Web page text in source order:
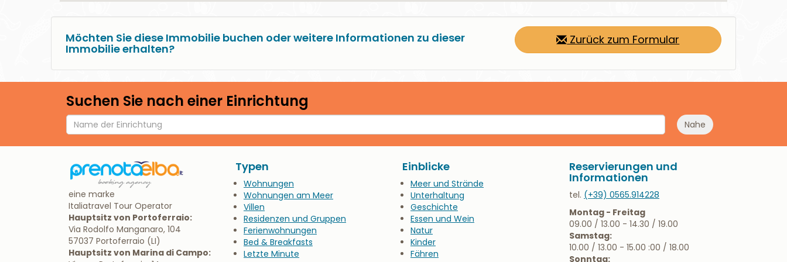
Möchten Sie diese Immobilie buchen oder weitere Informationen zu dieser
Immobilie erhalten?
Zurück zum Formular
Suchen Sie nach einer Einrichtung
Nahe
eine marke
Italiatravel Tour Operator
Hauptsitz von Portoferraio:
Via Rodolfo Manganaro, 104
57037 Portoferraio (LI)
Hauptsitz von Marina di Campo:
Typen
Wohnungen
Wohnungen am Meer
Villen
Residenzen und Gruppen
Ferienwohnungen
Bed & Breakfasts
Letzte Minute
Einblicke
Meer und Strände
Unterhaltung
Geschichte
Essen und Wein
Natur
Kinder
Fähren
Reservierungen und
Informationen
tel. (+39) 0565.914228
Montag - Freitag
09.00 / 13.00 - 14.30 / 19.00
Samstag:
10.00 / 13.00 - 15.00 :00 / 18.00
Sonntag: